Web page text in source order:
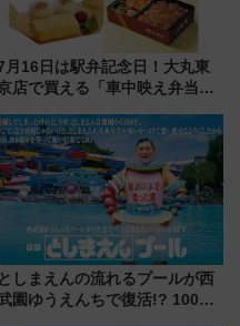
月16日は駅弁記念日！大丸東
店で買える「車中映え弁当」
としまえんの流れるプールが西
園ゆうえんちで復活!? 100周